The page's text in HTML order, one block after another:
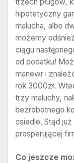
hipotetyczny
malucha, albo
możemy
ciągu
od podatku!
manewr i
rok 3000zł.
trzy maluchy,
bezrobotnego
osiedle. Stąd
prosperującej
Co jeszcze